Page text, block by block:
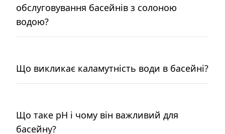
обслуговування басейнів з солоною
водою?
Що викликає каламутність води в басейні?
Що таке pH і чому він важливий для
басейну?